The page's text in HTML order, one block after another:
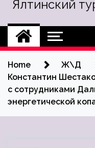
Ялтинский
Home
Ж\Д
Константин
с сотрудниками
энергетической